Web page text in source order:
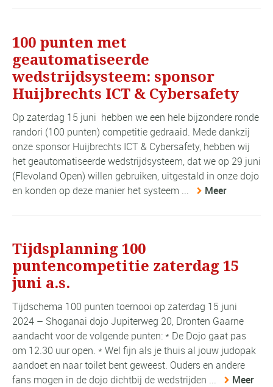
100 punten met
geautomatiseerde
wedstrijdsysteem: sponsor
Huijbrechts ICT & Cybersafety
Op zaterdag 15 juni hebben we een hele bijzondere ronde
randori (100 punten) competitie gedraaid. Mede dankzij
onze sponsor Huijbrechts ICT & Cybersafety, hebben wij
het geautomatiseerde wedstrijdsysteem, dat we op 29 juni
(Flevoland Open) willen gebruiken, uitgestald in onze dojo
en konden op deze manier het systeem ...
Meer
Tijdsplanning 100
puntencompetitie zaterdag 15
juni a.s.
Tijdschema 100 punten toernooi op zaterdag 15 juni
2024 – Shoganai dojo Jupiterweg 20, Dronten Gaarne
aandacht voor de volgende punten: * De Dojo gaat pas
om 12.30 uur open. * Wel fijn als je thuis al jouw judopak
aandoet en naar toilet bent geweest. Ouders en andere
fans mogen in de dojo dichtbij de wedstrijden ...
Meer